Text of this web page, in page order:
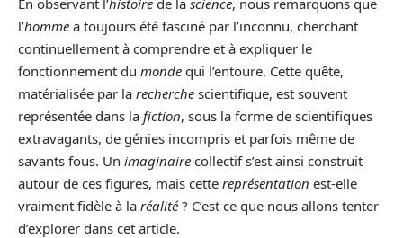
En observant l’histoire de la science, nous remarquons que
l’homme a toujours été fasciné par l’inconnu, cherchant
continuellement à comprendre et à expliquer le
fonctionnement du monde qui l’entoure. Cette quête,
matérialisée par la recherche scientifique, est souvent
représentée dans la fiction, sous la forme de scientifiques
extravagants, de génies incompris et parfois même de
savants fous. Un imaginaire collectif s’est ainsi construit
autour de ces figures, mais cette représentation est-elle
vraiment fidèle à la réalité? C’est ce que nous allons tenter
d’explorer dans cet article.